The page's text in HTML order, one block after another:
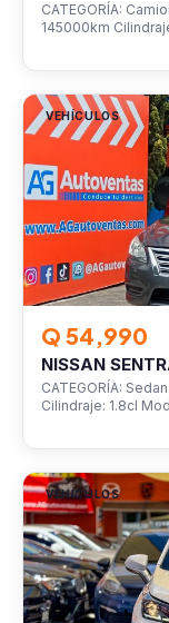
CATEGORÍA:
145000km
VEHÍCULOS
Q 54,990
NISSAN
CATEGORÍA:
Cilindraje: 1.8cl
VEHÍCULOS